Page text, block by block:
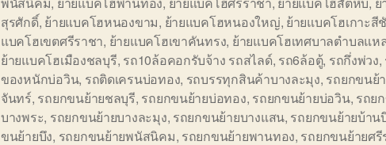
สุรศักดิ์, ย้ายแบคโฮหนองขาม, ย้ายแบคโฮหนองใหญ่, ย้ายแบคโฮเกาะสี
แบคโฮเขตศรีราชา, ย้ายแบคโฮเขาคันทรง, ย้ายแบคโฮเทศบาลตำบลแห
ย้ายแบคโฮเมืองชลบุรี, รถ10ล้อคอกรับจ้าง รถสไลด์, รถ6ล้อตู้, รถกึ่งพ่วง,
ของหนักบ่อวิน, รถติดเครนบ่อทอง, รถบรรทุกสินค้าบางละมุง, รถยกขนย้
จันทร์, รถยกขนย้ายชลบุรี, รถยกขนย้ายบ่อทอง, รถยกขนย้ายบ่อวิน, รถย
บางพระ, รถยกขนย้ายบางละมุง, รถยกขนย้ายบางแสน, รถยกขนย้ายบ้าน
ขนย้ายบึง, รถยกขนย้ายพนัสนิคม, รถยกขนย้ายพานทอง, รถยกขนย้ายศรี